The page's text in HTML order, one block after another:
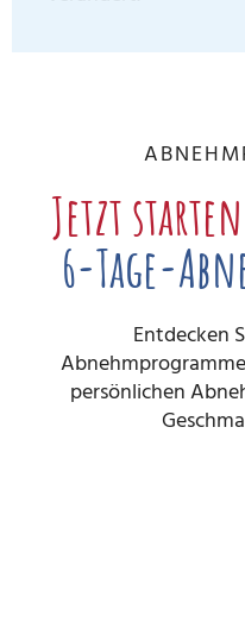
Jetzt
6-Tage-
Entdecken
persönlichen